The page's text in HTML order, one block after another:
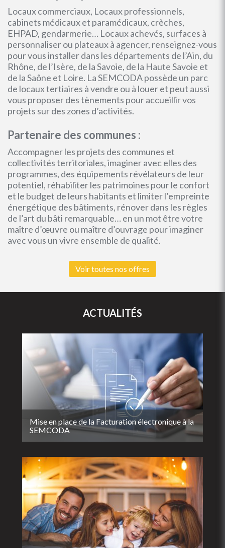
Locaux commerciaux, Locaux professionnels,
cabinets médicaux et paramédicaux, crèches,
EHPAD, gendarmerie… Locaux achevés, surfaces à
personnaliser ou plateaux à agencer, renseignez-vous
pour vous installer dans les départements de l’Ain, du
Rhône, de l’Isère, de la Savoie, de la Haute Savoie et
de la Saône et Loire. La SEMCODA possède un parc
de locaux tertiaires à vendre ou à louer et peut aussi
vous proposer des tènements pour accueillir vos
projets sur des zones d’activités.
Partenaire des communes :
Accompagner les projets des communes et
collectivités territoriales, imaginer avec elles des
programmes, des équipements révélateurs de leur
potentiel, réhabiliter les patrimoines pour le confort
et le budget de leurs habitants et limiter l’empreinte
énergétique des bâtiments, rénover dans les règles
de l’art du bâti remarquable… en un mot être votre
maître d’œuvre ou maître d’ouvrage pour imaginer
avec vous un vivre ensemble de qualité.
Voir toutes nos offres
ACTUALITÉS
Mise en place de la Facturation électronique à la
SEMCODA